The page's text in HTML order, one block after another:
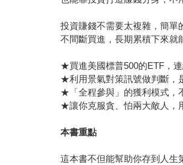
投資賺錢不需要太複雜，簡單
不間斷買進，長期累積下來就
★買進美國標普500的ETF，連
★利用景氣對策訊號做判斷，
★「全程參與」的獲利模式，
★讓你克服貪、怕兩大敵人，
本書重點
這本書不但能幫助你存到人生